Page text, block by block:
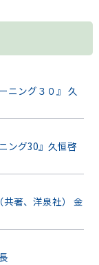
ニング３０』 久
ング30』久恒啓
共著、洋泉社） 金